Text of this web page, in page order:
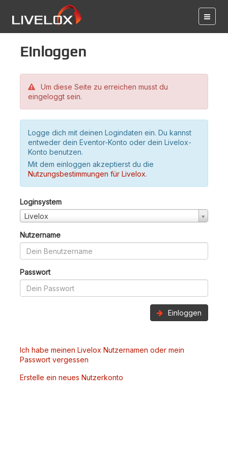
Einloggen
Um diese Seite zu erreichen musst du
eingeloggt sein.
Logge dich mit deinen Logindaten ein. Du kannst
entweder dein Eventor-Konto oder dein Livelox-
Konto benutzen.
Mit dem einloggen akzeptierst du die
Nutzungsbestimmungen für Livelox.
Loginsystem
Livelox
Nutzername
Passwort
Einloggen
Ich habe meinen Livelox Nutzernamen oder mein
Passwort vergessen
Erstelle ein neues Nutzerkonto